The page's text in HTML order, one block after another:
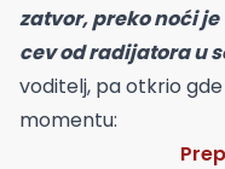
zatvor, preko noći je
cev od radijatora u
voditelj, pa otkrio
momentu: